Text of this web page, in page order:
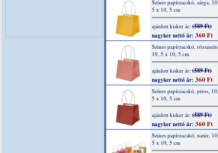
Színes papírzacskó, sárga,
5 x 10, 5 cm
ajánlott kisker ár:(589 Ft)
nagyker nettó ár: 360 Ft
Színes papírzacskó,
10, 5 x 10, 5 cm
ajánlott kisker ár:(589 Ft)
nagyker nettó ár: 360 Ft
Színes papírzacskó, piros,
5 x 10, 5 cm
ajánlott kisker ár:(589 Ft)
nagyker nettó ár: 360 Ft
Színes papírzacskó, natúr,
5 x 10, 5 cm